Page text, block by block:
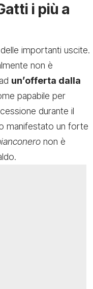
i più a
importanti uscite.
non è
un’offerta dalla
papabile per
durante il
manifestato un forte
non è